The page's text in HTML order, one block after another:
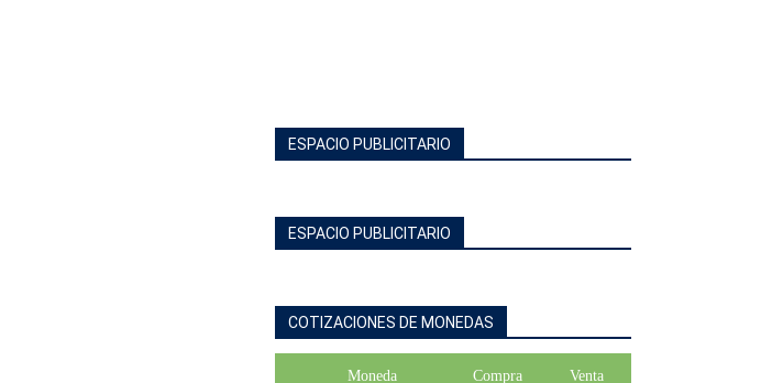
ESPACIO PUBLICITARIO
ESPACIO PUBLICITARIO
COTIZACIONES DE MONEDAS
Moneda Compra Venta